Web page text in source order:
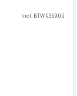
Incl. BTW €369,05